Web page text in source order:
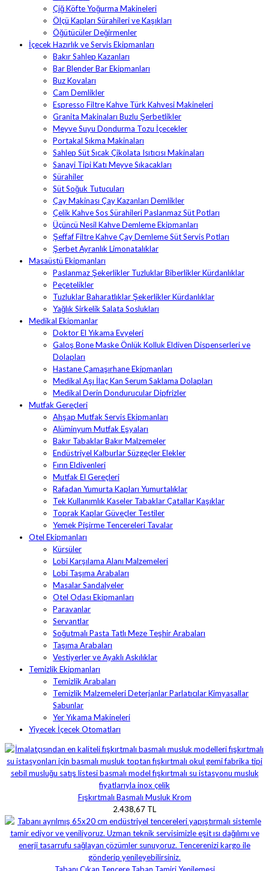
Çiğ Köfte Yoğurma Makineleri
Ölçü Kapları Sürahileri ve Kaşıkları
Öğütücüler Değirmenler
İçecek Hazırlık ve Servis Ekipmanları
Bakır Sahlep Kazanları
Bar Blender Bar Ekipmanları
Buz Kovaları
Cam Demlikler
Espresso Filtre Kahve Türk Kahvesi Makineleri
Granita Makinaları Buzlu Şerbetlikler
Meyve Suyu Dondurma Tozu İçecekler
Portakal Sıkma Makinaları
Sahlep Süt Sıcak Çikolata Isıtıcısı Makinaları
Sanayi Tipi Katı Meyve Sıkacakları
Sürahiler
Süt Soğuk Tutucuları
Çay Makinası Çay Kazanları Demlikler
Çelik Kahve Sos Sürahileri Paslanmaz Süt Potları
Üçüncü Nesil Kahve Demleme Ekipmanları
Şeffaf Filtre Kahve Çay Demleme Süt Servis Potları
Şerbet Ayranlık Limonatalıklar
Masaüstü Ekipmanları
Paslanmaz Şekerlikler Tuzluklar Biberlikler Kürdanlıklar
Peçetelikler
Tuzluklar Baharatlıklar Şekerlikler Kürdanlıklar
Yağlık Sirkelik Salata Soslukları
Medikal Ekipmanlar
Doktor El Yıkama Evyeleri
Galoş Bone Maske Önlük Kolluk Eldiven Dispenserleri ve
Dolapları
Hastane Çamaşırhane Ekipmanları
Medikal Aşı İlaç Kan Serum Saklama Dolapları
Medikal Derin Dondurucular Dipfrizler
Mutfak Gereçleri
Ahşap Mutfak Servis Ekipmanları
Alüminyum Mutfak Eşyaları
Bakır Tabaklar Bakır Malzemeler
Endüstriyel Kalburlar Süzgeçler Elekler
Fırın Eldivenleri
Mutfak El Gereçleri
Rafadan Yumurta Kapları Yumurtalıklar
Tek Kullanımlık Kaseler Tabaklar Çatallar Kaşıklar
Toprak Kaplar Güveçler Testiler
Yemek Pişirme Tencereleri Tavalar
Otel Ekipmanları
Kürsüler
Lobi Karşılama Alanı Malzemeleri
Lobi Taşıma Arabaları
Masalar Sandalyeler
Otel Odası Ekipmanları
Paravanlar
Servantlar
Soğutmalı Pasta Tatlı Meze Teşhir Arabaları
Taşıma Arabaları
Vestiyerler ve Ayaklı Askılıklar
Temizlik Ekipmanları
Temizlik Arabaları
Temizlik Malzemeleri Deterjanlar Parlatıcılar Kimyasallar
Sabunlar
Yer Yıkama Makineleri
Yiyecek İçecek Otomatları
Fışkırtmalı Basmalı Musluk Krom
2.438,67 TL